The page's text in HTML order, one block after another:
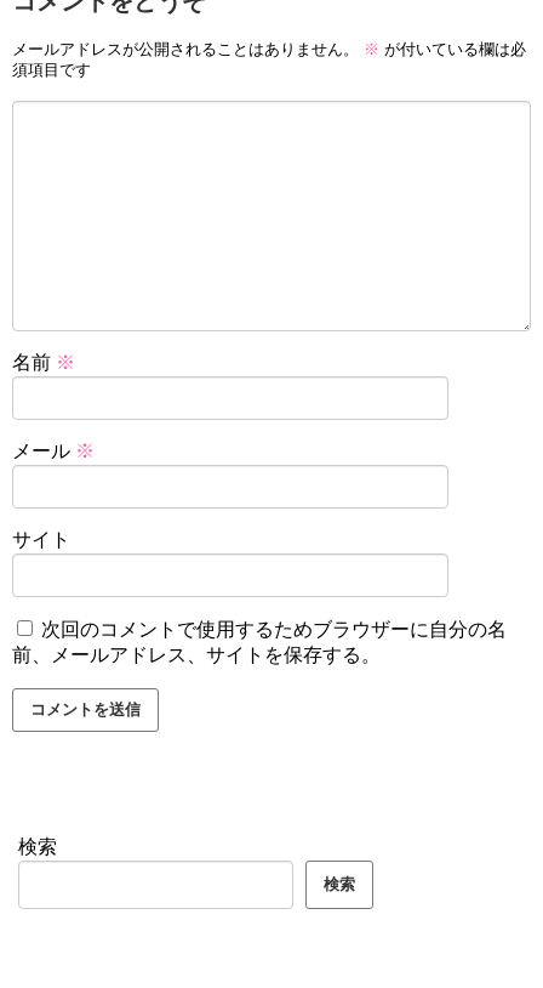
メールアドレスが公開されることはありません。 ※ が付いている欄は必
須項目です
名前 ※
メール ※
サイト
次回のコメントで使用するためブラウザーに自分の名
前、メールアドレス、サイトを保存する。
検索
検索